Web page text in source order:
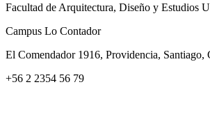
Facultad de Arquitectura, Diseño y Estudios
Campus Lo Contador
El Comendador 1916, Providencia, Santiago,
+56 2 2354 56 79